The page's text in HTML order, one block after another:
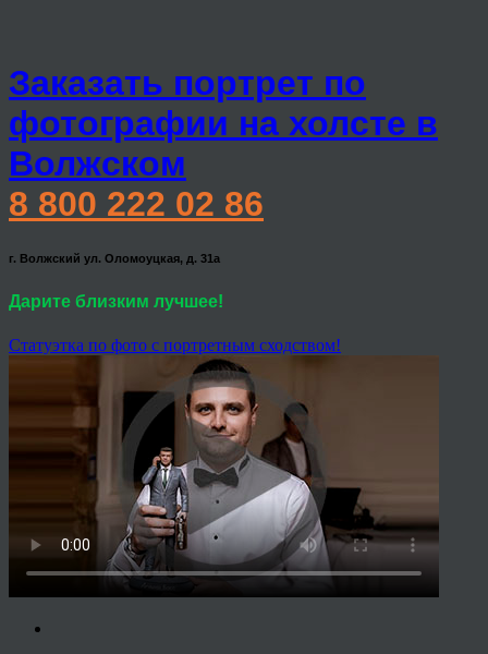
Заказать портрет по
фотографии на холсте в
Волжском
8 800 222 02 86
г. Волжский ул. Оломоуцкая, д. 31а
Дарите близким лучшее!
Статуэтка по фото с портретным сходством!